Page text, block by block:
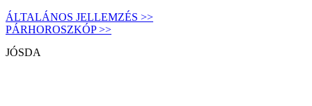
ÁLTALÁNOS JELLEMZÉS >>
PÁRHOROSZKÓP >>
JÓSDA